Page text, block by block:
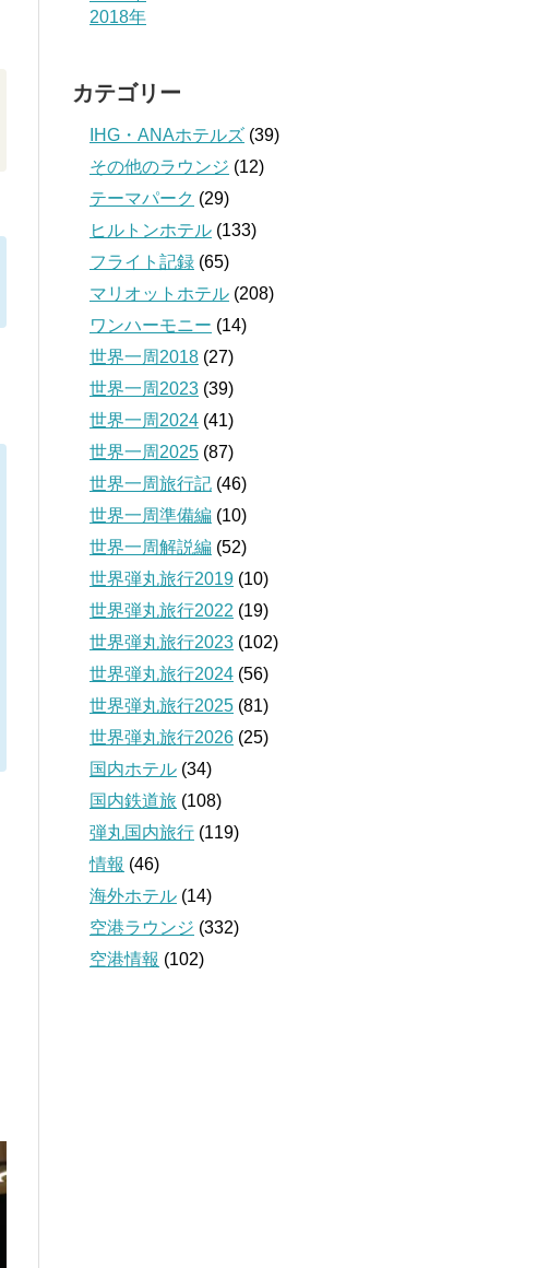
2018年
カテゴリー
IHG・ANAホテルズ (39)
その他のラウンジ (12)
テーマパーク (29)
ヒルトンホテル (133)
フライト記録 (65)
マリオットホテル (208)
ワンハーモニー (14)
世界一周2018 (27)
世界一周2023 (39)
世界一周2024 (41)
世界一周2025 (87)
世界一周旅行記 (46)
世界一周準備編 (10)
世界一周解説編 (52)
世界弾丸旅行2019 (10)
世界弾丸旅行2022 (19)
世界弾丸旅行2023 (102)
世界弾丸旅行2024 (56)
世界弾丸旅行2025 (81)
世界弾丸旅行2026 (25)
国内ホテル (34)
国内鉄道旅 (108)
弾丸国内旅行 (119)
情報 (46)
海外ホテル (14)
空港ラウンジ (332)
空港情報 (102)